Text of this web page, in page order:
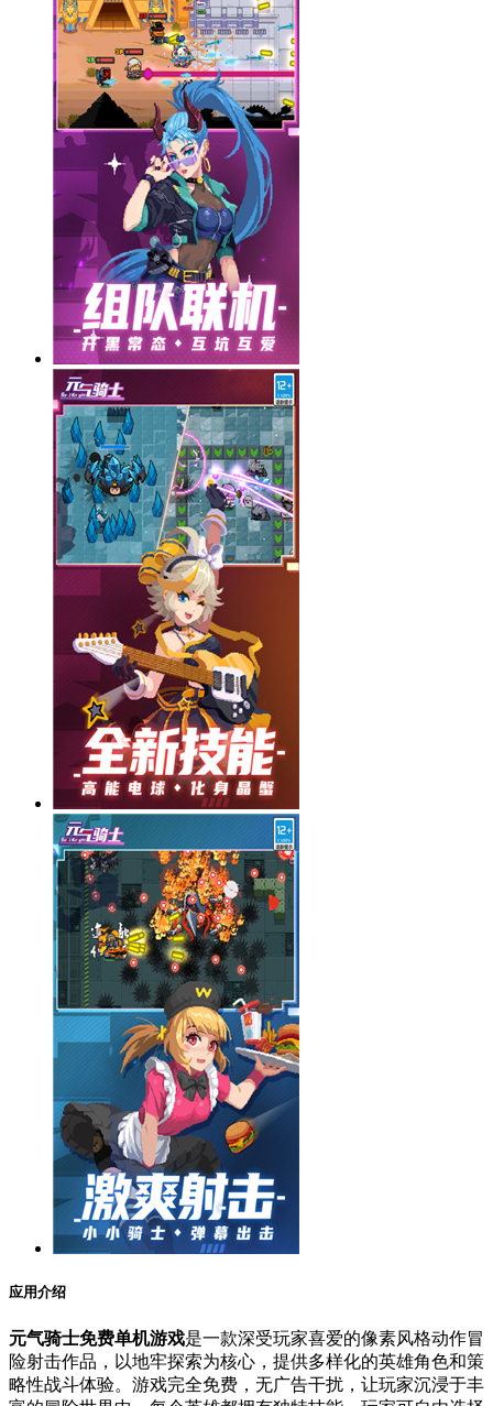
应用介绍
元气骑士免费单机游戏是一款深受玩家喜爱的像素风格动作冒
险射击作品，以地牢探索为核心，提供多样化的英雄角色和策
略性战斗体验。游戏完全免费，无广告干扰，让玩家沉浸于丰